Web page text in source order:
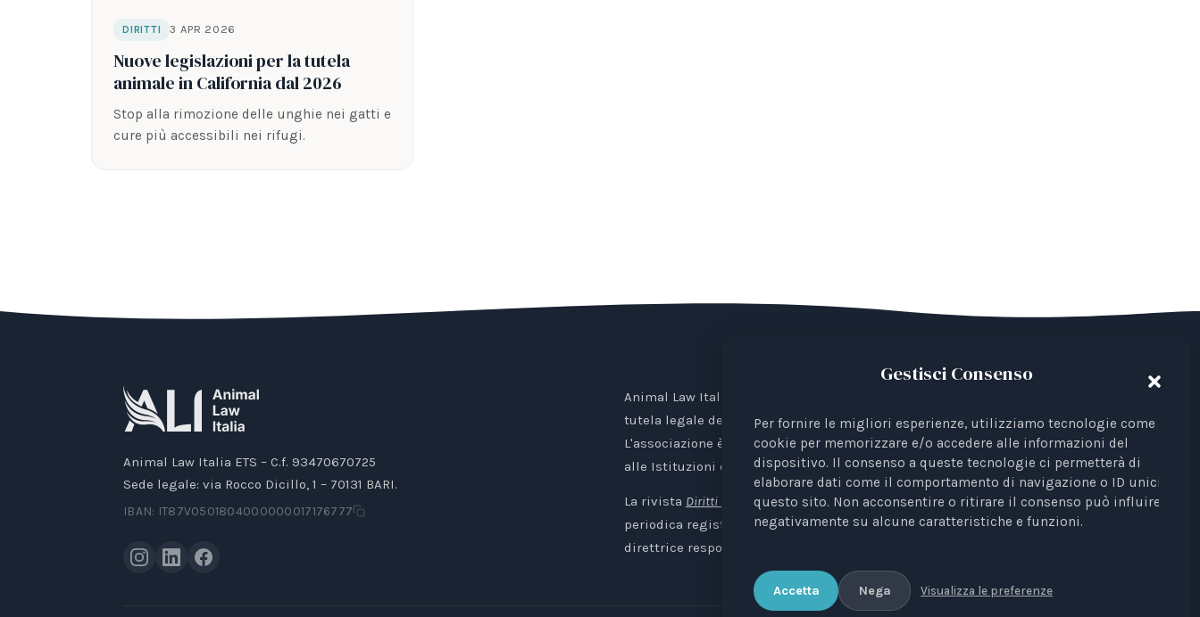
Gestisci Consenso
Per fornire le migliori esperienze, utilizziamo tecnologie come i
cookie per memorizzare e/o accedere alle informazioni del
dispositivo. Il consenso a queste tecnologie ci permetterà di
elaborare dati come il comportamento di navigazione o ID unici su
questo sito. Non acconsentire o ritirare il consenso può influire
negativamente su alcune caratteristiche e funzioni.
Accetta Nega Visualizza le preferenze
DIRITTI 3 APR 2026
Nuove legislazioni per la tutela
animale in California dal 2026
Stop alla rimozione delle unghie nei gatti e
cure più accessibili nei rifugi.
Animal Law Italia ETS – C.f. 93470670725
Sede legale: via Rocco Dicillo, 1 – 70131 BARI.
IBAN: IT87V0501804000000017176777
Animal Law Italia è un Ente del Terzo Settore avente come finalità la
tutela legale degli animali. Iscrizione al RUNTS Rep. 4 del 01/03/2022.
L'associazione è riconosciuta come rappresentante di interessi davanti
alle Istituzioni europee.
La rivista Diritti degli Animali. Profili Etici, Scientifici e Giuridiciè testata
periodica registrata al Tribunale di Bari n. 8/2023 del 18/09/2023,
direttrice responsabile: Avv. Elisa Scarpino.